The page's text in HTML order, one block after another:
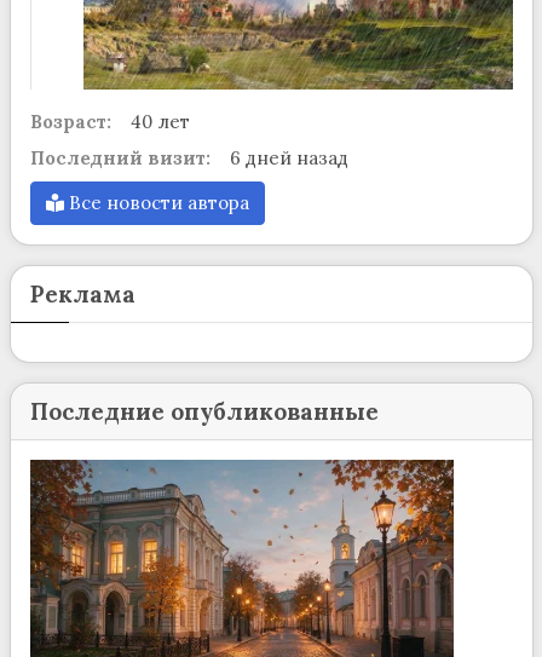
Возраст:
40 лет
Последний визит:
6 дней назад
Все новости автора
Реклама
Последние опубликованные